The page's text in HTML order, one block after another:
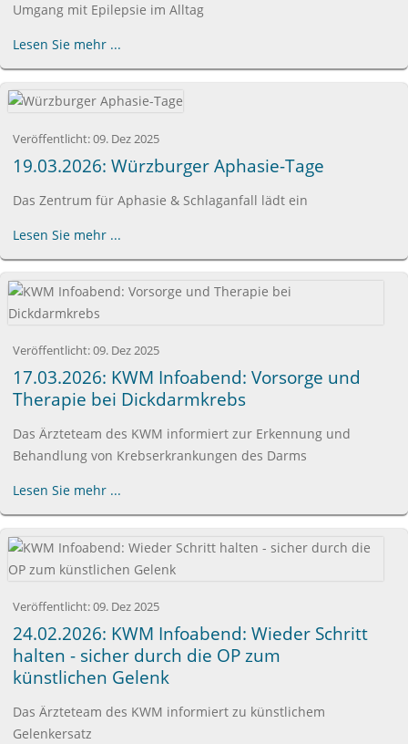
Umgang mit Epilepsie im Alltag
Lesen Sie mehr ...
Veröffentlicht:09. Dez 2025
19.03.2026: Würzburger Aphasie-Tage
Das Zentrum für Aphasie & Schlaganfall lädt ein
Lesen Sie mehr ...
Veröffentlicht:09. Dez 2025
17.03.2026: KWM Infoabend: Vorsorge und
Therapie bei Dickdarmkrebs
Das Ärzteteam des KWM informiert zur Erkennung und
Behandlung von Krebserkrankungen des Darms
Lesen Sie mehr ...
Veröffentlicht:09. Dez 2025
24.02.2026: KWM Infoabend: Wieder Schritt
halten - sicher durch die OP zum
künstlichen Gelenk
Das Ärzteteam des KWM informiert zu künstlichem
Gelenkersatz